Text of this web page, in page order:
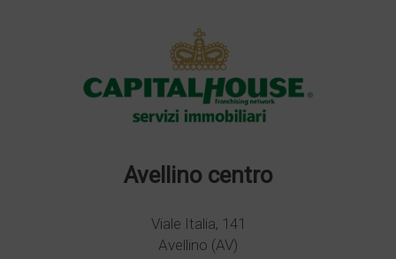
Avellino centro
Viale Italia, 141
Avellino (AV)